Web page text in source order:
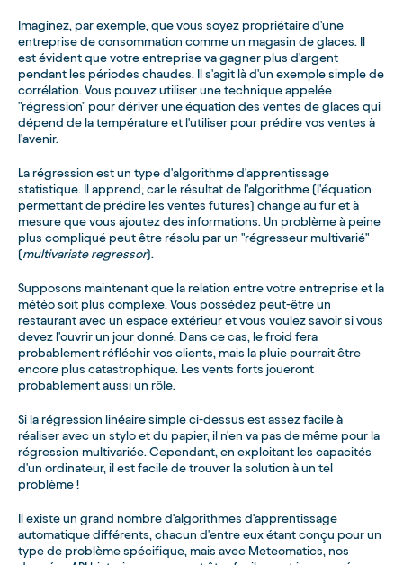
Imaginez, par exemple, que vous soyez propriétaire d'une
entreprise de consommation comme un magasin de glaces. Il
est évident que votre entreprise va gagner plus d'argent
pendant les périodes chaudes. Il s'agit là d'un exemple simple de
corrélation. Vous pouvez utiliser une technique appelée
"régression" pour dériver une équation des ventes de glaces qui
dépend de la température et l'utiliser pour prédire vos ventes à
l'avenir.
La régression est un type d'algorithme d'apprentissage
statistique. Il apprend, car le résultat de l'algorithme (l'équation
permettant de prédire les ventes futures) change au fur et à
mesure que vous ajoutez des informations. Un problème à peine
plus compliqué peut être résolu par un "régresseur multivarié"
(multivariate regressor).
Supposons maintenant que la relation entre votre entreprise et la
météo soit plus complexe. Vous possédez peut-être un
restaurant avec un espace extérieur et vous voulez savoir si vous
devez l'ouvrir un jour donné. Dans ce cas, le froid fera
probablement réfléchir vos clients, mais la pluie pourrait être
encore plus catastrophique. Les vents forts joueront
probablement aussi un rôle.
Si la régression linéaire simple ci-dessus est assez facile à
réaliser avec un stylo et du papier, il n'en va pas de même pour la
régression multivariée. Cependant, en exploitant les capacités
d'un ordinateur, il est facile de trouver la solution à un tel
problème !
Il existe un grand nombre d'algorithmes d'apprentissage
automatique différents, chacun d'entre eux étant conçu pour un
type de problème spécifique, mais avec Meteomatics, nos